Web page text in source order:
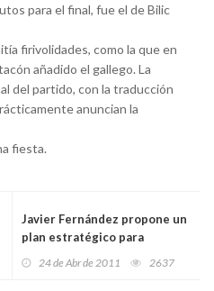
para el final, fue el de Bilic
firivolidades, como la que en
añadido el gallego. La
del partido, con la traducción
anuncian la
fiesta.
Javier Fernández propone un
plan estratégico para
24 de Abr de 2011 2637